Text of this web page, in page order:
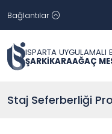
Bağlantılar
ISPARTA UYGULAMALI
ŞARKİKARAAĞAÇ
Staj Seferberliği